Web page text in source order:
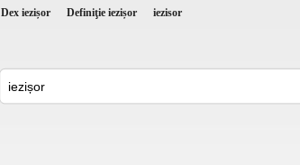
Dex iezișor Definiţie iezișor iezisor